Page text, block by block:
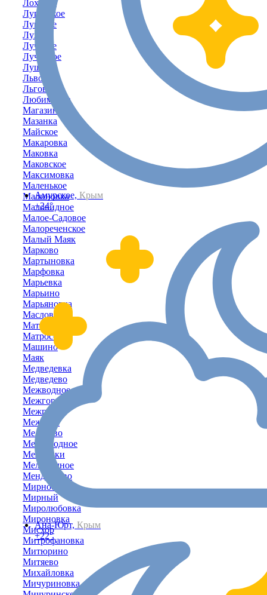
Амурское, Крым
+24°
Ана-Юрт, Крым
+22°
Лоховка
Луганское
Луговое
Лужки
Лучевое
Лучистое
Лушино
Львово
Льговское
Любимовка
Магазинка
Мазанка
Майское
Макаровка
Маковка
Маковское
Максимовка
Маленькое
Малиновка
Маловидное
Малое-Садовое
Малореченское
Малый Маяк
Марково
Мартыновка
Марфовка
Марьевка
Марьино
Марьяновка
Маслово
Матвеевка
Матросовка
Машино
Маяк
Медведевка
Медведево
Межводное
Межгорное
Межгорье
Межевое
Мелехово
Мелководное
Мельники
Мельничное
Менделеево
Мирное
Мирный
Миролюбовка
Мироновка
Мисхор
Митрофановка
Митюрино
Митяево
Михайловка
Мичуриновка